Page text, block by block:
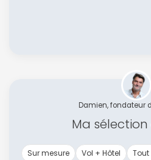
Damien, fondateur
Ma sélection
Sur mesure Vol + Hôtel